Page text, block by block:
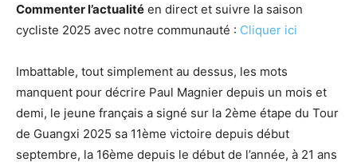
Commenter l’actualité en direct et suivre la saison
cycliste 2025 avec notre communauté : Cliquer ici
Imbattable, tout simplement au dessus, les mots
manquent pour décrire Paul Magnier depuis un mois et
demi, le jeune français a signé sur la 2ème étape du Tour
de Guangxi 2025 sa 11ème victoire depuis début
septembre, la 16ème depuis le début de l’année, à 21 ans